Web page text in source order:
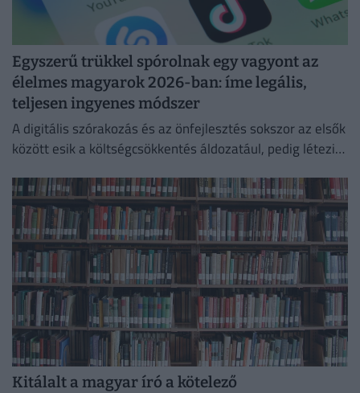
Egyszerű trükkel spórolnak egy vagyont az
élelmes magyarok 2026-ban: íme legális,
teljesen ingyenes módszer
A digitális szórakozás és az önfejlesztés sokszor az elsők
között esik a költségcsökkentés áldozatául, pedig létezik
Kitálalt a magyar író a kötelező